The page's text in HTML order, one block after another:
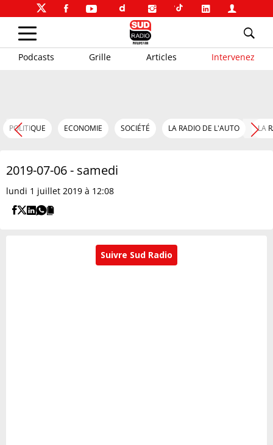
Podcasts Grille Articles Intervenez
POLITIQUE ECONOMIE SOCIÉTÉ LA RADIO DE L'AUTO LA
2019-07-06 - samedi
lundi 1 juillet 2019 à 12:08
Suivre Sud Radio